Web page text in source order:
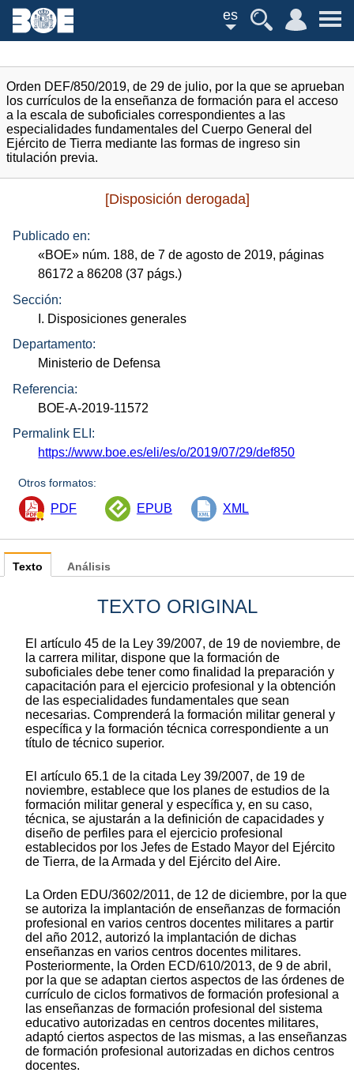
es
Orden DEF/850/2019, de 29 de julio, por la que se aprueban
los currículos de la enseñanza de formación para el acceso
a la escala de suboficiales correspondientes a las
especialidades fundamentales del Cuerpo General del
Ejército de Tierra mediante las formas de ingreso sin
titulación previa.
[Disposición derogada]
Publicado en:
«BOE» núm. 188, de 7 de agosto de 2019, páginas
86172 a 86208 (37 págs.)
Sección:
I. Disposiciones generales
Departamento:
Ministerio de Defensa
Referencia:
BOE-A-2019-11572
Permalink ELI:
https://www.boe.es/eli/es/o/2019/07/29/def850
Otros formatos:
PDF EPUB XML
Texto
TEXTO ORIGINAL
El artículo 45 de la Ley 39/2007, de 19 de noviembre, de
la carrera militar, dispone que la formación de
suboficiales debe tener como finalidad la preparación y
capacitación para el ejercicio profesional y la obtención
de las especialidades fundamentales que sean
necesarias. Comprenderá la formación militar general y
específica y la formación técnica correspondiente a un
título de técnico superior.
El artículo 65.1 de la citada Ley 39/2007, de 19 de
noviembre, establece que los planes de estudios de la
formación militar general y específica y, en su caso,
técnica, se ajustarán a la definición de capacidades y
diseño de perfiles para el ejercicio profesional
establecidos por los Jefes de Estado Mayor del Ejército
de Tierra, de la Armada y del Ejército del Aire.
La Orden EDU/3602/2011, de 12 de diciembre, por la que
se autoriza la implantación de enseñanzas de formación
profesional en varios centros docentes militares a partir
del año 2012, autorizó la implantación de dichas
enseñanzas en varios centros docentes militares.
Posteriormente, la Orden ECD/610/2013, de 9 de abril,
por la que se adaptan ciertos aspectos de las órdenes de
currículo de ciclos formativos de formación profesional a
las enseñanzas de formación profesional del sistema
educativo autorizadas en centros docentes militares,
adaptó ciertos aspectos de las mismas, a las enseñanzas
de formación profesional autorizadas en dichos centros
docentes.
Análisis